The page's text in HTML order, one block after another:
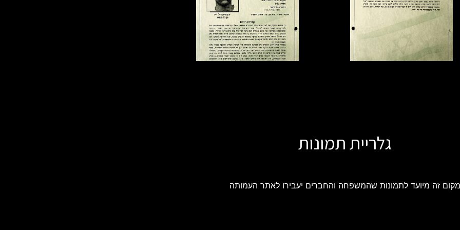
גלריית תמונות
מקום זה מיועד לתמונות שהמשפחה והחברים יעבירו לאתר העמותה